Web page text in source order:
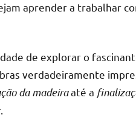
precisa
seu
ambiente
com
aprender a trabalhar
de explorar o
verdadeiramente
da madeiraaté a